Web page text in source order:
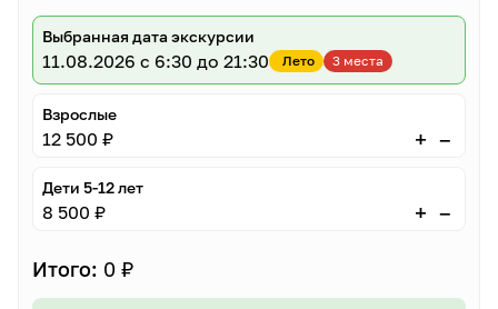
Выбранная дата экскурсии
11.08.2026 с 6:30 до 21:30 Лето 3 места
Взрослые
12 500 ₽ + –
Дети 5-12 лет
8 500 ₽ + –
Итого: 0 ₽